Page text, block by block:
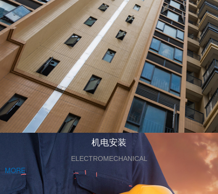
机电安装
ELECTROMECHANICAL
MORE